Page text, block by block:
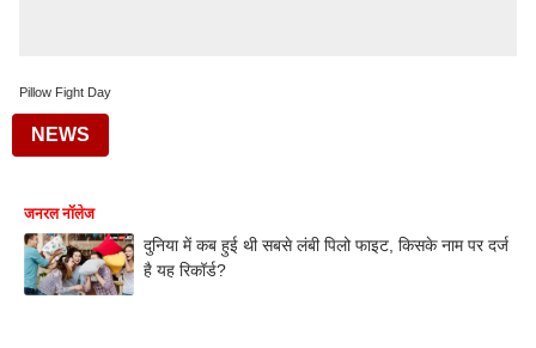
Pillow Fight Day
NEWS
जनरल नॉलेज
दुनिया में कब हुई थी सबसे लंबी पिलो फाइट, किसके नाम पर दर्ज
है यह रिकॉर्ड?